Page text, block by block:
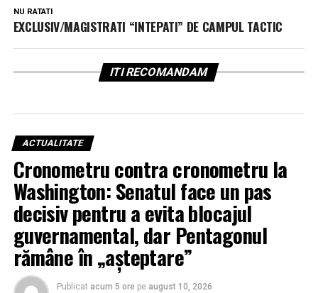
NU RATATI
EXCLUSIV/MAGISTRATI “INTEPATI” DE CAMPUL TACTIC
ITI RECOMANDAM
ACTUALITATE
Cronometru contra cronometru la
Washington: Senatul face un pas
decisiv pentru a evita blocajul
guvernamental, dar Pentagonul
rămâne în „așteptare”
Publicat acum 5 ore pe august 10, 2026